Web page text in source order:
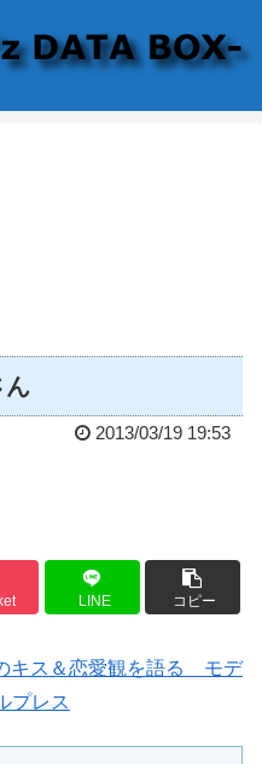
ん
2013/03/19 19:53
LINE コピー
キス＆恋愛観を語る モデ
プレス